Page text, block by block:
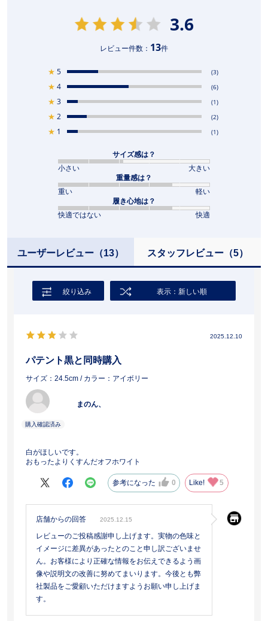
3.6
レビュー件数： 13件
★ 5 (3)
★ 4 (6)
★ 3 (1)
★ 2 (2)
★ 1 (1)
サイズ感は？
小さい
大きい
重量感は？
重い
軽い
履き心地は？
快適ではない
快適
ユーザーレビュー（13） スタッフレビュー（5）
絞り込み 表示：新しい順
2025.12.10
パテント黒と同時購入
サイズ：24.5cm / カラー：アイボリー
まのん、
白がほしいです。
おもったよりくすんだオフホワイト
参考になった 0 Like! 5
店舗からの回答 2025.12.15
レビューのご投稿感謝申し上げます。実物の色味と
イメージに差異があったとのこと申し訳ございませ
ん。お客様により正確な情報をお伝えできるよう画
像や説明文の改善に努めてまいります。今後とも弊
社製品をご愛顧いただけますようお願い申し上げま
す。